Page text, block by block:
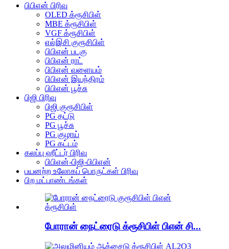
பிபிஎன் பிரிவு
OLED க்ரூசிபிள்
MBE க்ரூசிபிள்
VGF க்ரூசிபிள்
எல்இசி குரூசிபிள்
பிபிஎன் படகு
பிபிஎன் ராட்
பிபிஎன் வளையம்
பிபிஎன் இயந்திரம்
பிபிஎன் பூச்சு
பிஜி பிரிவு
பிஜி குரூசிபிள்
PG தட்டு
PG பூச்சு
PG குழாய்
PG கட்டம்
கலப்பு ஹீட்டர் பிரிவு
பிபிஎன்-பிஜி-பிபிஎன்
பயனற்ற உலோகப் பொருட்கள் பிரிவு
பிற மட்பாண்டங்கள்
போரான் நைட்ரைடு க்ரூசிபிள் பிஎன் சி...